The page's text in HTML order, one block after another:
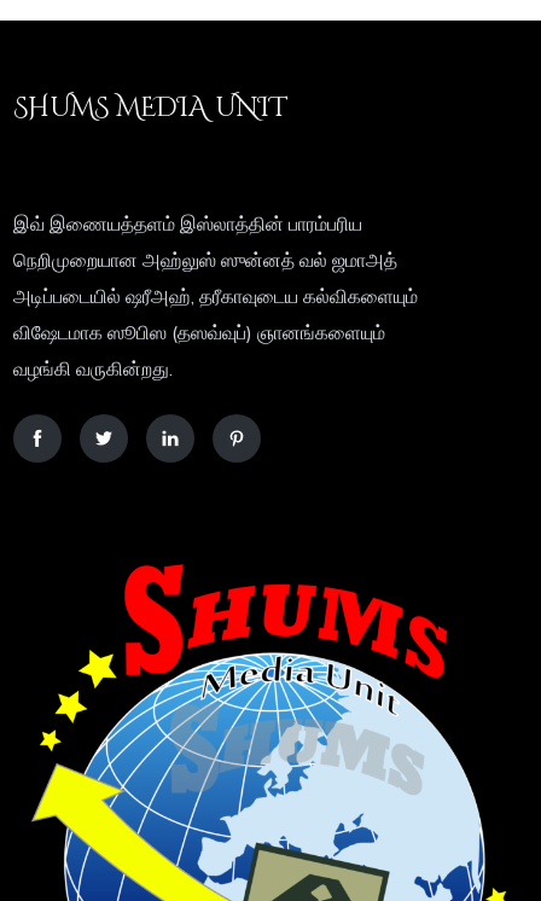
SHUMS MEDIA UNIT
இவ் இணையத்தளம் இஸ்லாத்தின் பாரம்பரிய
நெறிமுறையான அஹ்லுஸ் ஸுன்னத் வல் ஜமாஅத்
அடிப்படையில் ஷரீஅஹ், தரீகாவுடைய கல்விகளையும்
விஷேடமாக ஸூபிஸ (தஸவ்வுப்) ஞானங்களையும்
வழங்கி வருகின்றது.